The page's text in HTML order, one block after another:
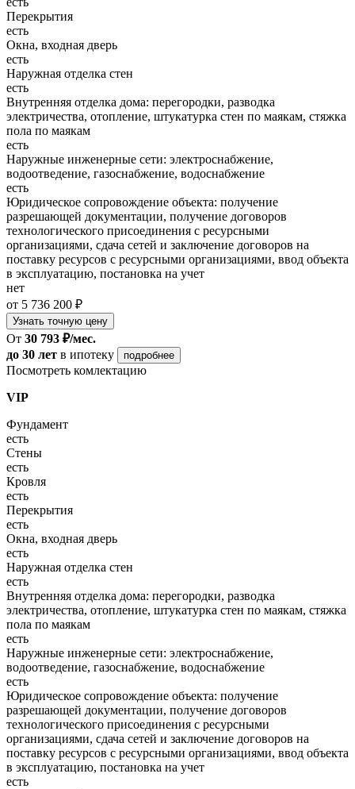
Перекрытия
есть
Окна, входная дверь
есть
Наружная отделка стен
есть
Внутренняя отделка дома: перегородки, разводка
электричества, отопление, штукатурка стен по маякам, стяжка
пола по маякам
есть
Наружные инженерные сети: электроснабжение,
водоотведение, газоснабжение, водоснабжение
есть
Юридическое сопровождение объекта: получение
разрешающей документации, получение договоров
технологического присоединения с ресурсными
организациями, сдача сетей и заключение договоров на
поставку ресурсов с ресурсными организациями, ввод объекта
в эксплуатацию, постановка на учет
нет
от 5 736 200 ₽
Узнать точную цену
От 30 793 ₽/мес.
до 30 лет в ипотеку подробнее
Посмотреть комлектацию
VIP
Фундамент
есть
Стены
есть
Кровля
есть
Перекрытия
есть
Окна, входная дверь
есть
Наружная отделка стен
есть
Внутренняя отделка дома: перегородки, разводка
электричества, отопление, штукатурка стен по маякам, стяжка
пола по маякам
есть
Наружные инженерные сети: электроснабжение,
водоотведение, газоснабжение, водоснабжение
есть
Юридическое сопровождение объекта: получение
разрешающей документации, получение договоров
технологического присоединения с ресурсными
организациями, сдача сетей и заключение договоров на
поставку ресурсов с ресурсными организациями, ввод объекта
в эксплуатацию, постановка на учет
есть